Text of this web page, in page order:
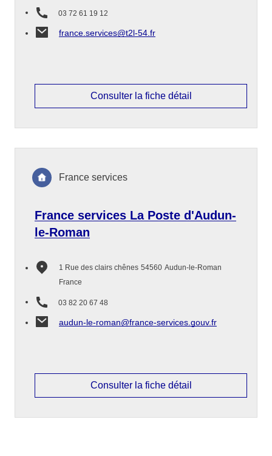
03 72 61 19 12
france.services@t2l-54.fr
Consulter la fiche détail
France services La Poste d'Audun-
le-Roman
1 Rue des clairs chênes 54560 Audun-le-Roman
France
03 82 20 67 48
audun-le-roman@france-services.gouv.fr
France services
Consulter la fiche détail